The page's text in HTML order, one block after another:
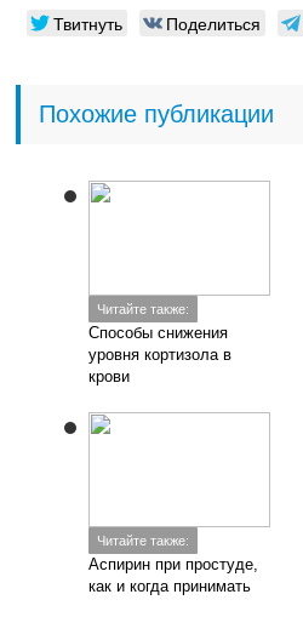
Твитнуть Поделиться
Похожие публикации
Читайте также:
Способы снижения
уровня кортизола в
крови
Читайте также:
Аспирин при простуде,
как и когда принимать